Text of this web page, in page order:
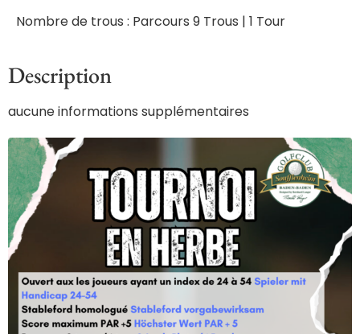
Nombre de trous : Parcours 9 Trous | 1 Tour
Description
aucune informations supplémentaires